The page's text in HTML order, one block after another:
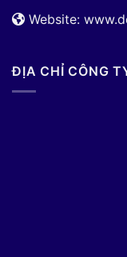
Website:
ĐỊA CHỈ CÔNG